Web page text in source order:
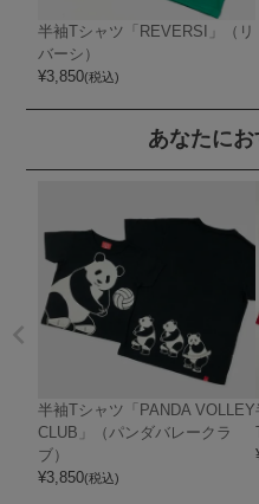
半袖Tシャツ「REVERSI」（リ
バーシ）
¥3,850(税込)
あなたに
半袖Tシャツ「PANDA VOLLEY
CLUB」（パンダバレークラ
ブ）
¥3,850(税込)